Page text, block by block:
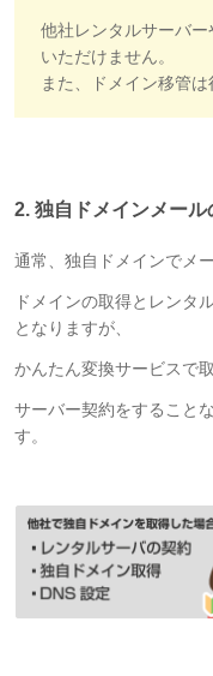
他社レンタルサーバ
いただけません。
また、ドメイン移管は
2. 独自ドメインメール
通常、独自ドメインでメ
ドメインの取得とレンタ
となりますが、
かんたん変換サービスで
サーバー契約をすること
す。